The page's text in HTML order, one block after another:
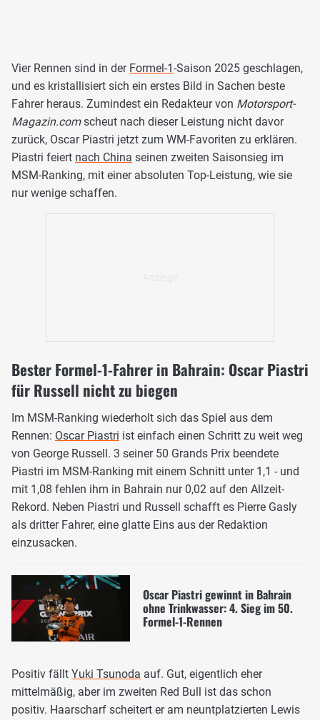
Vier Rennen sind in der Formel-1-Saison 2025 geschlagen,
und es kristallisiert sich ein erstes Bild in Sachen beste
Fahrer heraus. Zumindest ein Redakteur von Motorsport-
Magazin.comscheut nach dieser Leistung nicht davor
zurück, Oscar Piastri jetzt zum WM-Favoriten zu erklären.
Piastri feiert nach China seinen zweiten Saisonsieg im
MSM-Ranking, mit einer absoluten Top-Leistung, wie sie
nur wenige schaffen.
Bester Formel-1-Fahrer in Bahrain: Oscar Piastri
für Russell nicht zu biegen
Im MSM-Ranking wiederholt sich das Spiel aus dem
Rennen: Oscar Piastri ist einfach einen Schritt zu weit weg
von George Russell. 3 seiner 50 Grands Prix beendete
Piastri im MSM-Ranking mit einem Schnitt unter 1,1 - und
mit 1,08 fehlen ihm in Bahrain nur 0,02 auf den Allzeit-
Rekord. Neben Piastri und Russell schafft es Pierre Gasly
als dritter Fahrer, eine glatte Eins aus der Redaktion
einzusacken.
Oscar Piastri gewinnt in Bahrain
ohne Trinkwasser: 4. Sieg im 50.
Formel-1-Rennen
Positiv fällt Yuki Tsunoda auf. Gut, eigentlich eher
mittelmäßig, aber im zweiten Red Bull ist das schon
positiv. Haarscharf scheitert er am neuntplatzierten Lewis